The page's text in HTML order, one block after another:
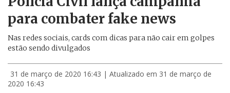
para combater fake news
Nas redes sociais, cards com dicas para não cair em golpes
estão sendo divulgados
31 de março de 2020 16:43 | Atualizado em 31 de março de
2020 16:43